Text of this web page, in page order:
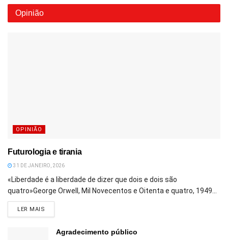
Opinião
OPINIÃO
Futurologia e tirania
31 DE JANEIRO, 2026
«Liberdade é a liberdade de dizer que dois e dois são
quatro»George Orwell, Mil Novecentos e Oitenta e quatro, 1949...
LER MAIS
Agradecimento público